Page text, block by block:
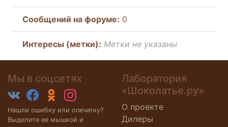
Cообщений на форуме: 0
Интересы (метки): Метки не указаны
Мы в соцсетях
Нашли ошибку или опечатку?
Выделите ее мышкой и
Лаборатория
«Шоколатье.ру»
О проекте
Дилеры